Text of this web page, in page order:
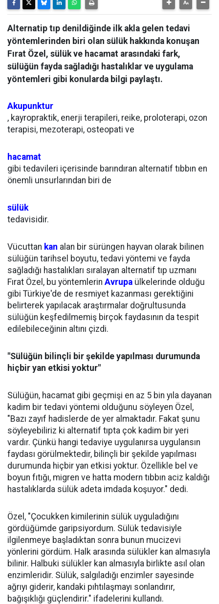
Alternatip tıp denildiğinde ilk akla gelen tedavi
yöntemlerinden biri olan sülük hakkında konuşan
Fırat Özel, sülük ve hacamat arasındaki fark,
sülüğün fayda sağladığı hastalıklar ve uygulama
yöntemleri gibi konularda bilgi paylaştı.
Akupunktur
, kayropraktik, enerji terapileri, reike, proloterapi, ozon
terapisi, mezoterapi, osteopati ve
hacamat
gibi tedavileri içerisinde barındıran alternatif tıbbın en
önemli unsurlarından biri de
sülük
tedavisidir.
Vücuttan kan alan bir sürüngen hayvan olarak bilinen
sülüğün tarihsel boyutu, tedavi yöntemi ve fayda
sağladığı hastalıkları sıralayan alternatif tıp uzmanı
Fırat Özel, bu yöntemlerin Avrupa ülkelerinde olduğu
gibi Türkiye'de de resmiyet kazanması gerektiğini
belirterek yapılacak araştırmalar doğrultusunda
sülüğün keşfedilmemiş birçok faydasının da tespit
edilebileceğinin altını çizdi.
"Sülüğün bilinçli bir şekilde yapılması durumunda
hiçbir yan etkisi yoktur"
Sülüğün, hacamat gibi geçmişi en az 5 bin yıla dayanan
kadim bir tedavi yöntemi olduğunu söyleyen Özel,
"Bazı zayıf hadislerde de yer almaktadır. Fakat şunu
söyleyebiliriz ki alternatif tıpta çok kadim bir yeri
vardır. Çünkü hangi tedaviye uygulanırsa uygulansın
faydası görülmektedir, bilinçli bir şekilde yapılması
durumunda hiçbir yan etkisi yoktur. Özellikle bel ve
boyun fıtığı, migren ve hatta modern tıbbın aciz kaldığı
hastalıklarda sülük adeta imdada koşuyor." dedi.
Özel, "Çocukken kimilerinin sülük uyguladığını
gördüğümde garipsiyordum. Sülük tedavisiyle
ilgilenmeye başladıktan sonra bunun mucizevi
yönlerini gördüm. Halk arasında sülükler kan almasıyla
bilinir. Halbuki sülükler kan almasıyla birlikte asıl olan
enzimleridir. Sülük, salgıladığı enzimler sayesinde
ağrıyı giderir, kandaki pıhtılaşmayı sonlandırır,
bağışıklığı güçlendirir." ifadelerini kullandı.